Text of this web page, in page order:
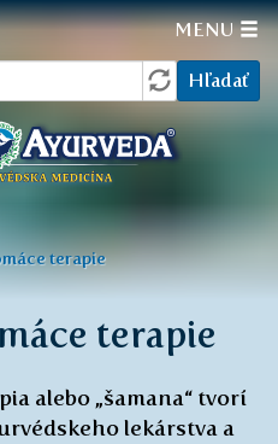
Hľadať
MENU
terapie
terapie
alebo „šamana“ tvorí
lekárstva a